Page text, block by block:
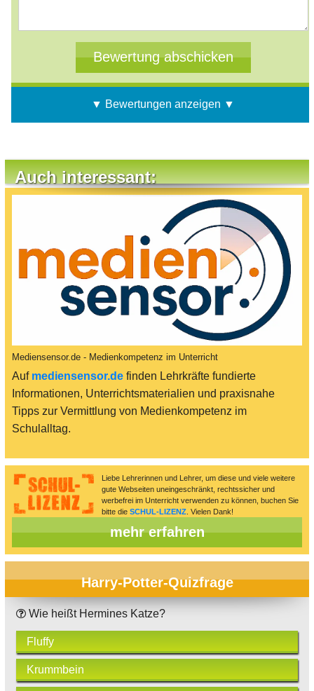
▼ Bewertungen anzeigen ▼
Auch interessant:
Mediensensor.de - Medienkompetenz im Unterricht
Auf mediensensor.de finden Lehrkräfte fundierte
Informationen, Unterrichtsmaterialien und praxisnahe
Tipps zur Vermittlung von Medienkompetenz im
Schulalltag.
Liebe Lehrerinnen und Lehrer, um diese und viele weitere
gute Webseiten uneingeschränkt, rechtssicher und
werbefrei im Unterricht verwenden zu können, buchen Sie
bitte die SCHUL-LIZENZ . Vielen Dank!
mehr erfahren
Harry-Potter-Quizfrage
Wie heißt Hermines Katze?
Fluffy
Krummbein